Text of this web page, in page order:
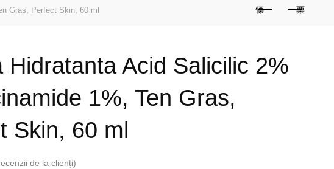
Gras, Perfect Skin, 60 ml
Hidratanta Acid Salicilic 2%
1%, Ten Gras,
Skin, 60 ml
de la clienți)